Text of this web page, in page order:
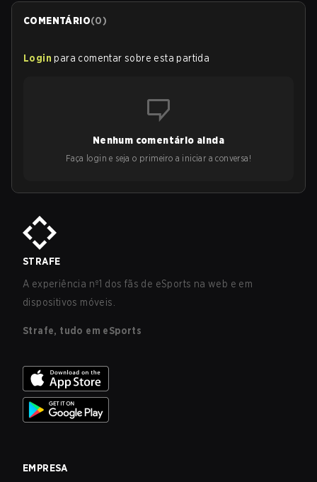
COMENTÁRIO(0)
Login para comentar sobre esta partida
Nenhum comentário ainda
Faça login e seja o primeiro a iniciar a conversa!
STRAFE
A experiência nº1 dos fãs de eSports na web e em
dispositivos móveis.
Strafe, tudo em eSports
EMPRESA